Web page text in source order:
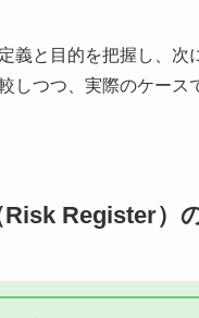
義と目的を把握し、
しつつ、実際のケース
Risk Register）